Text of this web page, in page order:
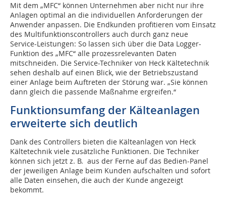
Mit dem „MFC“ können Unternehmen aber nicht nur ihre
Anlagen optimal an die individuellen Anforderungen der
Anwender anpassen. Die Endkunden profitieren vom Einsatz
des Multifunktionscontrollers auch durch ganz neue
Service-Leistungen: So lassen sich über die Data Logger-
Funktion des „MFC“ alle prozessrelevanten Daten
mitschneiden. Die Service-Techniker von Heck Kältetechnik
sehen deshalb auf einen Blick, wie der Betriebszustand
einer Anlage beim Auftreten der Störung war. „Sie können
dann gleich die passende Maßnahme ergreifen.“
Funktionsumfang der Kälteanlagen
erweiterte sich deutlich
Dank des Controllers bieten die Kälteanlagen von Heck
Kältetechnik viele zusätzliche Funktionen. Die Techniker
können sich jetzt z. B. aus der Ferne auf das Bedien-Panel
der jeweiligen Anlage beim Kunden aufschalten und sofort
alle Daten einsehen, die auch der Kunde angezeigt
bekommt.